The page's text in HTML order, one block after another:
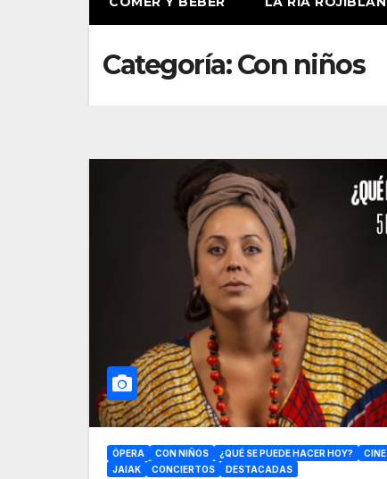
Categoría:Con niños
ÓPERA CON NIÑOS ¿QUÉ SE PUEDE HACER HOY?
CINE
JAIAK
CONCIERTOS DESTACADAS